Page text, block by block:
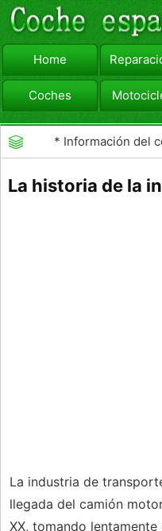
Home
Coches
viajar
* Información del
La historia de la
La industria de
llegada del camión
XX, tomando